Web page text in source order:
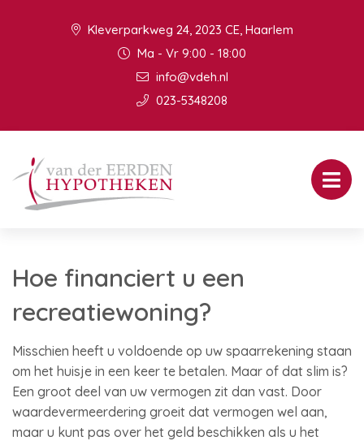
Kleverparkweg 24, 2023 CE, Haarlem
Ma - Vr 9:00 - 18:00
info@vdeh.nl
023-5348208
Hoe financiert u een
recreatiewoning?
Misschien heeft u voldoende op uw spaarrekening staan
om het huisje in een keer te betalen. Maar of dat slim is?
Een groot deel van uw vermogen zit dan vast. Door
waardevermeerdering groeit dat vermogen wel aan,
maar u kunt pas over het geld beschikken als u het